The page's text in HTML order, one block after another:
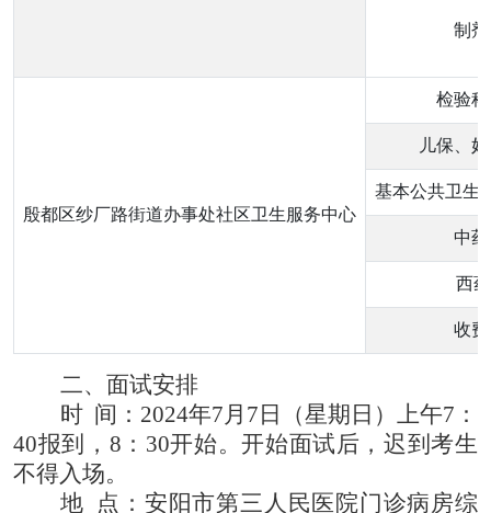
制
殷都区纱厂路街道办事处社区卫生服务中心
检验
儿保、
基本公共卫生
中
西
收
二、 面试安排
时 间： 2024年7月7日（星期日）上午7：
40报到，8：30开始。开始面试后，迟到考生
不得入场。
地 点：安阳市第三人民医院门诊病房综